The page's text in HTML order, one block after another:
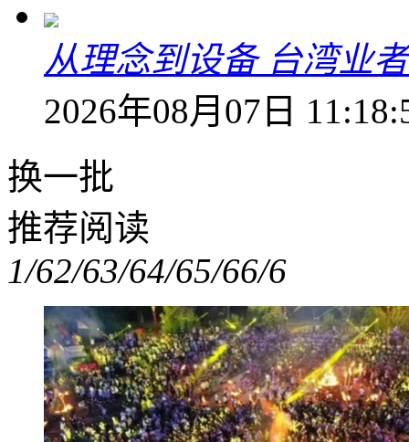
从理念到设备 台湾业
2026年08月07日
换一批
推荐阅读
1/62/63/64/65/66/6